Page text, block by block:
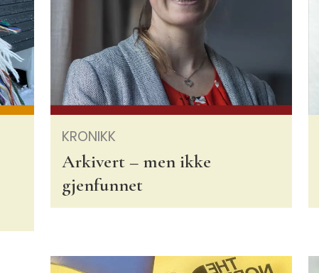
KRONIKK
Arkivert – men ikke
gjenfunnet